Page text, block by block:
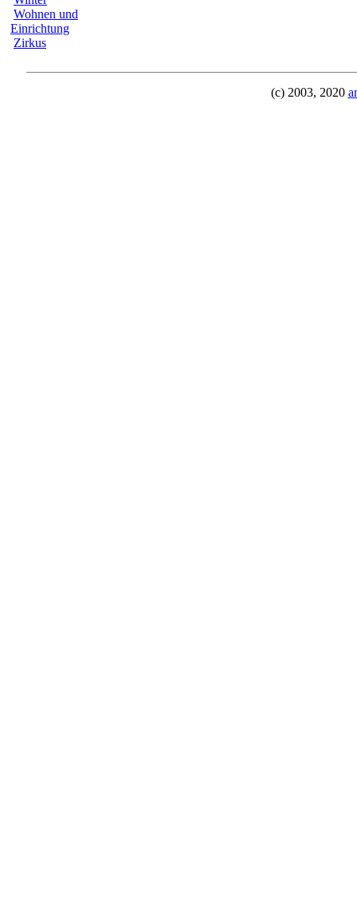
Wohnen und
Einrichtung
Zirkus
(c) 2003, 2020